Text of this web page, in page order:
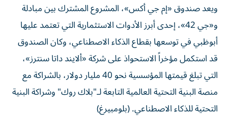
ويعد صندوق «إم جي أكس»، المشروع المشترك بين مبادلة
و«جي 42»، إحدى أبرز الأدوات الاستثمارية التي تعتمد عليها
أبوظبي في توسعها بقطاع الذكاء الاصطناعي، وكان الصندوق
قد استكمل مؤخراً الاستحواذ على شركة «ألايند داتا سنترز»،
التي تبلغ قيمتها المؤسسية نحو 40 مليار دولار، بالشراكة مع
منصة البنية التحتية العالمية التابعة لـ"بلاك روك" وشراكة البنية
التحتية للذكاء الاصطناعي. (بلومبيرغ)